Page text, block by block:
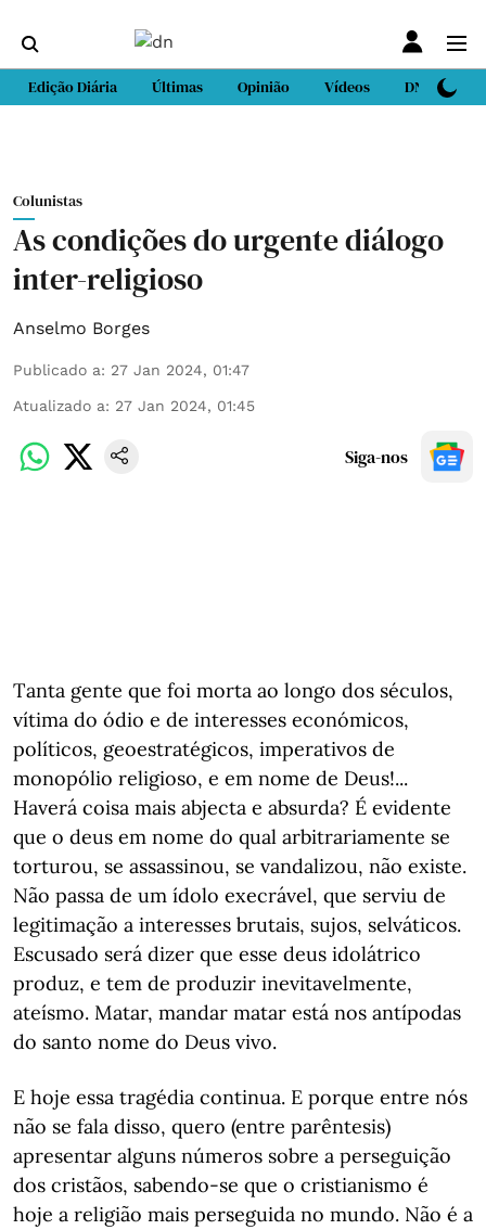
Edição Diária Últimas Opinião Vídeos DN Sport
Colunistas
As condições do urgente diálogo
inter-religioso
Anselmo Borges
Publicado a: 27 Jan 2024, 01:47
Atualizado a: 27 Jan 2024, 01:45
Siga-nos
Tanta gente que foi morta ao longo dos séculos,
vítima do ódio e de interesses económicos,
políticos, geoestratégicos, imperativos de
monopólio religioso, e em nome de Deus!...
Haverá coisa mais abjecta e absurda? É evidente
que o deus em nome do qual arbitrariamente se
torturou, se assassinou, se vandalizou, não existe.
Não passa de um ídolo execrável, que serviu de
legitimação a interesses brutais, sujos, selváticos.
Escusado será dizer que esse deus idolátrico
produz, e tem de produzir inevitavelmente,
ateísmo. Matar, mandar matar está nos antípodas
do santo nome do Deus vivo.
E hoje essa tragédia continua. E porque entre nós
não se fala disso, quero (entre parêntesis)
apresentar alguns números sobre a perseguição
dos cristãos, sabendo-se que o cristianismo é
hoje a religião mais perseguida no mundo. Não é a